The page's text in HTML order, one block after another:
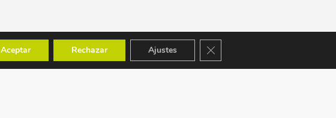
Aceptar Rechazar Ajustes Cerrar el banner de cookies RGPD